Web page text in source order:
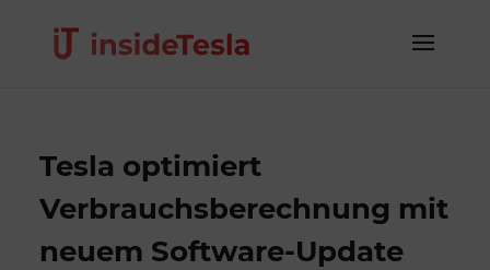
Tesla optimiert
Verbrauchsberechnung mit
neuem Software-Update